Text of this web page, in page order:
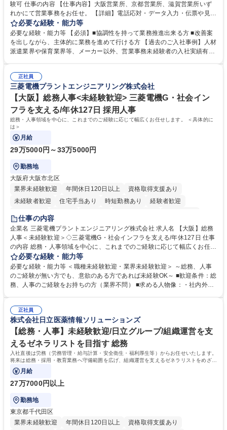
験可 仕事の内容 【仕事内容】大阪営業所、京都営業所、滋賀営業所いず
れかにて営業事務をお任せ。 【詳細】電話応対・データ入力・伝票や見積
の作成・カタログ送付・来客対応・営業所内で発生する事務業務や業務改
善をお任せ。 【教育制度】ご入社後、育成担当とペアになりながらOJTに
て業務を覚えていただくことが可能です。業務システムがきちんと構築さ
れているため、スムーズに仕事に慣れることができる環境です。また、
募集職種 【大阪・京都・滋賀】営業事務 ※未経験可
必要な経験・能力等
必要な経験・能力等 【必須】■協調性を持って業務推進出来る方 ■改善案
を出しながら、主体的に業務を進めて行ける方 【過去のご入社事例】人材
派遣業界や保育業界等、メーカー以外、営業事務未経験者の入社実績有
えて、お客様や社員の状況に合わせ、能動的なサポート、改善の動きも期
待され。組織を支えるスペシャリストとして、チームに貢献し、結果的に
社員から頼られる存在になることができます。平均19:30の退勤以降の業
務の持ち帰りも禁止されており、メリハリのある働き方となります。 学
歴・資格 学歴：大学院 大学 高専 短大 語学力： 資格：
正社員
三菱電機プラントエンジニアリング株式会社
【大阪】総務人事<未経験歓迎> 三菱電機G・社会イン
フラを支える/年休127日 採用人事
総務・人事領域を中心に、これまでのご経験に応じて幅広くお任せします。 ＜具体的に
は＞
月給
29万5000円～33万5000円
勤務地
大阪府大阪市北区
業界未経験歓迎
年間休日120日以上
資格取得支援あり
未経験者歓迎
住宅手当あり 時短勤務あり
経験者歓迎
退職金あり
駅近5分以内
土日祝休み 服装自由 寮・社宅あり 食事補助あり
仕事の内容
企業名 三菱電機プラントエンジニアリング株式会社 求人名 【大阪】総務
人事＜未経験歓迎＞◇三菱電機G・社会インフラを支える/年休127日 仕事
の内容 総務・人事領域を中心に、これまでのご経験に応じて幅広くお任せ
します。 ＜具体的には＞ ・総務/人事労務（給与・社保・勤怠管理など）
・採用・教育研修 ・福利厚生運用 など ※基本的には事務所勤務ですが、
採用や教育等の業務内容により、関西圏以外への日帰り・宿泊を伴う国内
出張もございます。 ※担当業務を持ちつつ、お互いに助け合いながら、総
必要な経験・能力等
必要な経験・能力等 ＜職種未経験歓迎・業界未経験歓迎＞ ～総務、人事
のご経験が無い方でも、意欲のある方であれば未経験OK～ ■歓迎条件：総
務、人事のご経験をお持ちの方（業界不問） ■求める人物像：・社内外の
正社員
株式会社日立医薬情報ソリューションズ
【総務・人事】未経験歓迎/日立グループ/組織運営を支
えるゼネラリストを目指す 総務
入社直後は労務（労務管理・給与計算・安全衛生・福利厚生等）からお任せいたします。
将来は総務・採用・教育業務へ守備範囲を広げ、組織運営を支えるゼネラリストをめざせ
ます。
月給
27万7000円以上
勤務地
東京都千代田区
業界未経験歓迎
年間休日120日以上 資格取得支援あり